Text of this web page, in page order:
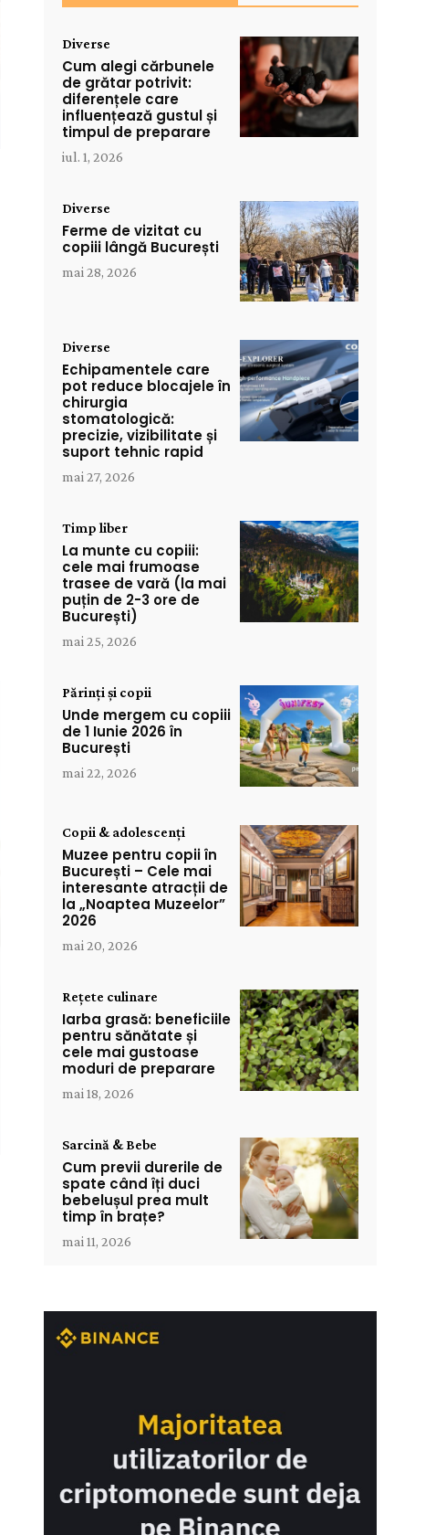
Diverse
Cum alegi cărbunele
de grătar potrivit:
diferențele care
influențează gustul și
timpul de preparare
iul. 1, 2026
Diverse
Ferme de vizitat cu
copiii lângă București
mai 28, 2026
Diverse
Echipamentele care
pot reduce blocajele în
chirurgia
stomatologică:
precizie, vizibilitate și
suport tehnic rapid
mai 27, 2026
Timp liber
La munte cu copiii:
cele mai frumoase
trasee de vară (la mai
puțin de 2-3 ore de
București)
mai 25, 2026
Părinți și copii
Unde mergem cu copiii
de 1 Iunie 2026 în
București
mai 22, 2026
Copii & adolescenți
Muzee pentru copii în
București – Cele mai
interesante atracții de
la „Noaptea Muzeelor”
2026
mai 20, 2026
Rețete culinare
Iarba grasă: beneficiile
pentru sănătate și
cele mai gustoase
moduri de preparare
mai 18, 2026
Sarcină & Bebe
Cum previi durerile de
spate când îți duci
bebelușul prea mult
timp în brațe?
mai 11, 2026